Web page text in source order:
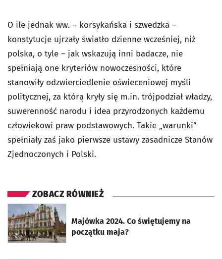
O ile jednak ww. – korsykańska i szwedzka –
konstytucje ujrzały światło dzienne wcześniej, niż
polska, o tyle – jak wskazują inni badacze, nie
spełniają one kryteriów nowoczesności, które
stanowiły odzwierciedlenie oświeceniowej myśli
politycznej, za którą kryły się m.in. trójpodział władzy,
suwerenność narodu i idea przyrodzonych każdemu
człowiekowi praw podstawowych. Takie „warunki”
spełniały zaś jako pierwsze ustawy zasadnicze Stanów
Zjednoczonych i Polski.
ZOBACZ RÓWNIEŻ
Majówka 2024. Co świętujemy na
początku maja?
otworzy się w nowej karcie